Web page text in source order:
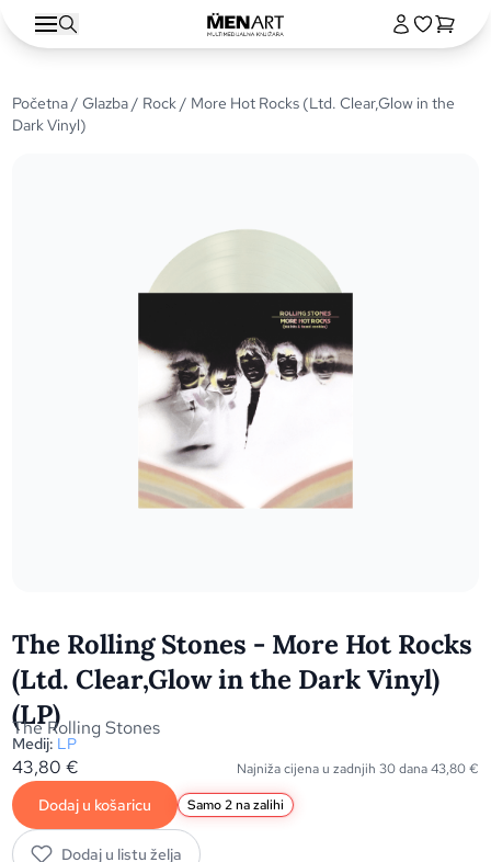
Početna/Glazba/ Rock/ More Hot Rocks (Ltd. Clear,Glow in the
Dark Vinyl)
The Rolling Stones - More Hot Rocks
(Ltd. Clear,Glow in the Dark Vinyl)
(LP)
The Rolling Stones
Medij: LP
43,80€ Najniža cijena u zadnjih 30 dana43,80€
Dodaj u košaricu Samo 2 na zalihi
Dodaj u listu želja